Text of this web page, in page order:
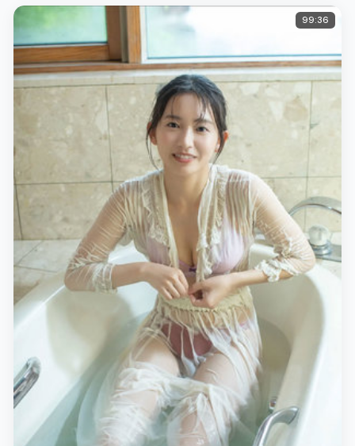
99:36